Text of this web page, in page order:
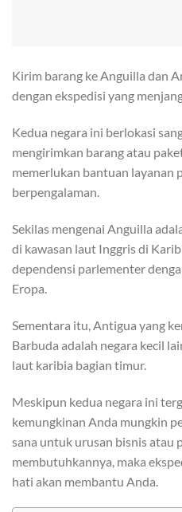
Kirim barang ke Anguilla dan
dengan ekspedisi yang
Kedua negara ini berlokasi
mengirimkan barang atau
memerlukan bantuan layanan
berpengalaman.
Sekilas mengenai Anguilla
di kawasan laut Inggris di
dependensi parlementer
Eropa.
Sementara itu, Antigua yang
Barbuda adalah negara kecil
laut karibia bagian timur.
Meskipun kedua negara ini
kemungkinan Anda mungkin
sana untuk urusan bisnis atau
membutuhkannya, maka
hati akan membantu Anda.